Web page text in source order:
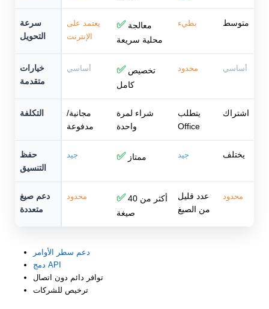
سرعة
التحويل
يعتمد على
الإنترنت
✅معالجة
محلية سريعة
بطيء متوسط
خيارات
متقدمة
أساسي ✅تخصيص
كامل
محدود أساسي
التكلفة
مجانية/
مدفوعة
شراء لمرة
واحدة
يتطلب
Office
اشتراك
حفظ
التنسيق
جيد ✅ ممتاز جيد يختلف
دعم صيغ
متعددة
محدود ✅أكثر من 40
صيغة
عدد قليل
من الصيغ
محدود
دعم سطر الأوامر
دمج API
توافر دائم دون اتصال
ترخيص للشركات